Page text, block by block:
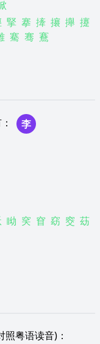
掔 搴 撁 攐 攑 攓
騫 骞 鶱
：
李
眑 穾 窅 窈 窔 苭
粤语读音)：